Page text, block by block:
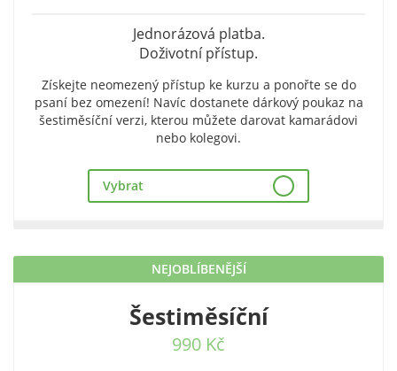
Jednorázová platba.
Doživotní přístup.
Získejte neomezený přístup ke kurzu a ponořte se do
psaní bez omezení! Navíc dostanete dárkový poukaz na
šestiměsíční verzi, kterou můžete darovat kamarádovi
nebo kolegovi.
Vybrat
NEJOBLÍBENĚJŠÍ
Šestiměsíční
990 Kč